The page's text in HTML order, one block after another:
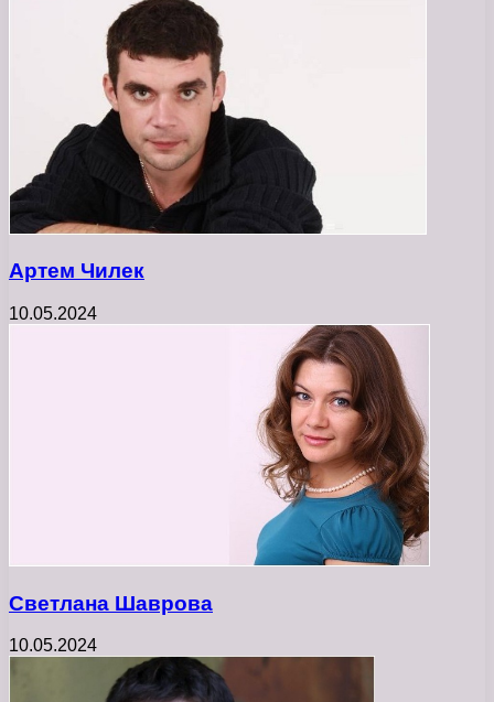
Артем Чилек
10.05.2024
Светлана Шаврова
10.05.2024